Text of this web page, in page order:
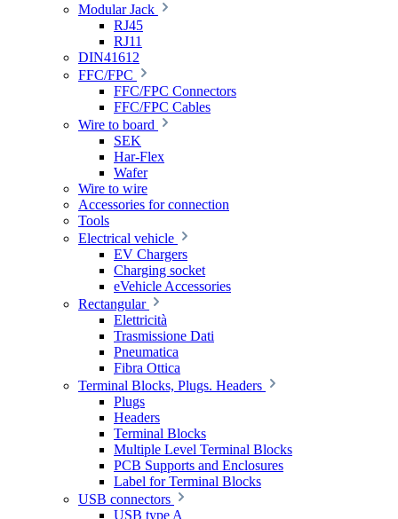
Modular Jack
RJ45
RJ11
DIN41612
FFC/FPC
FFC/FPC Connectors
FFC/FPC Cables
Wire to board
SEK
Har-Flex
Wafer
Wire to wire
Accessories for connection
Tools
Electrical vehicle
EV Chargers
Charging socket
eVehicle Accessories
Rectangular
Elettricità
Trasmissione Dati
Pneumatica
Fibra Ottica
Terminal Blocks, Plugs. Headers
Plugs
Headers
Terminal Blocks
Multiple Level Terminal Blocks
PCB Supports and Enclosures
Label for Terminal Blocks
USB connectors
USB type A